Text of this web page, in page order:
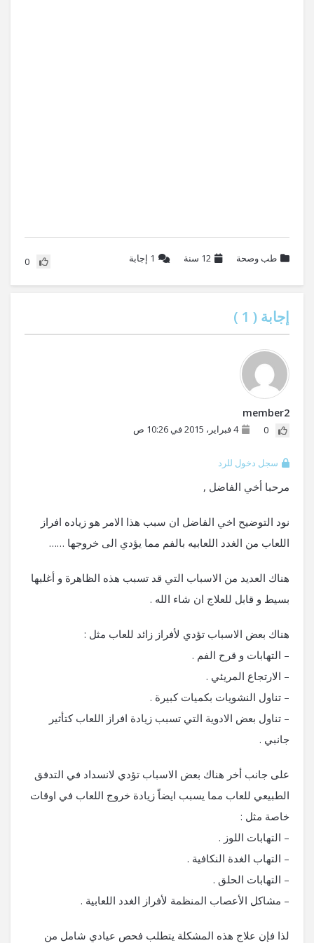
طب وصحة 12 سنة 1 إجابة 0
إجابة ( 1
)
member2
0 4 فبراير، 2015 في 10:26 ص
سجل دخول للرد
مرحبا أخي الفاضل ,
نود التوضيح اخي الفاضل ان سبب هذا الامر هو زياده افراز
اللعاب من الغدد اللعابيه بالفم مما يؤدي الى خروجها ……
هناك العديد من الاسباب التي قد تسبب هذه الظاهرة و أغلبها
بسيط و قابل للعلاج ان شاء الله .
هناك بعض الاسباب تؤدي لأفراز زائد للعاب مثل :
– التهابات و قرح الفم .
– الارتجاع المريئي .
– تناول النشويات بكميات كبيرة .
– تناول بعض الادوية التي تسبب زيادة افراز اللعاب كتأثير
جانبي .
على جانب أخر هناك بعض الاسباب تؤدي لانسداد في التدفق
الطبيعي للعاب مما يسبب ايضاً زيادة خروج اللعاب في اوقات
خاصة مثل :
– التهابات اللوز .
– التهاب الغدة النكافية .
– التهابات الحلق .
– مشاكل الأعصاب المنظمة لأفراز الغدد اللعابية .
لذا فإن علاج هذه المشكلة يتطلب فحص عيادي شامل من